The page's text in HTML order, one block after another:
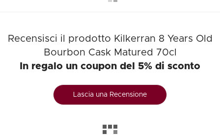
Recensisci il prodotto Kilkerran 8 Years Old
Bourbon Cask Matured 70cl
In regalo un coupon del 5% di sconto
Lascia una Recensione